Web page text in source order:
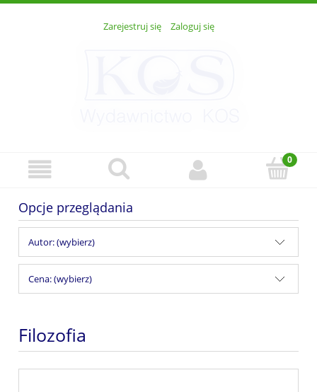
Zarejestruj się Zaloguj się
Opcje przeglądania
Autor: (wybierz)
Cena: (wybierz)
Filozofia